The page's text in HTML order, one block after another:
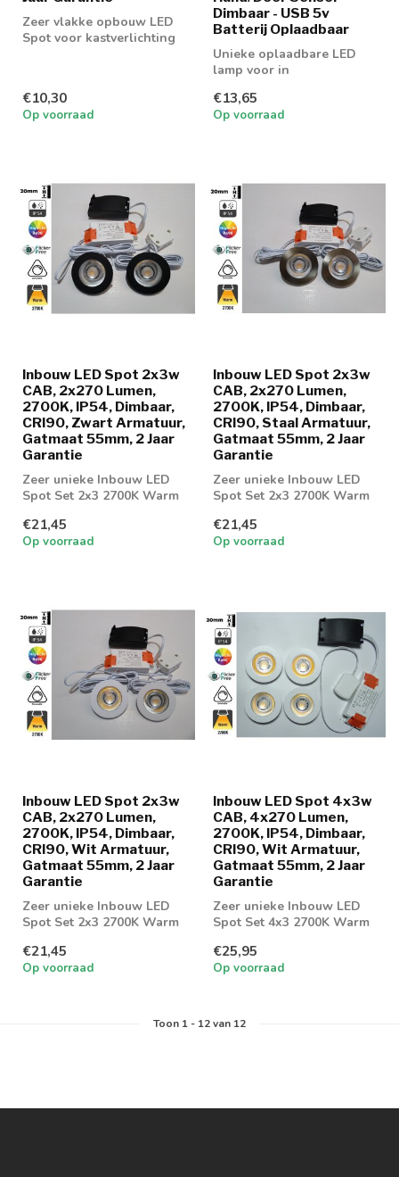
Zeer vlakke opbouw LED
Spot voor kastverlichting
€10,30
Op voorraad
Dimbaar - USB 5v
Batterij Oplaadbaar
Unieke oplaadbare LED
lamp voor in
€13,65
Op voorraad
Inbouw LED Spot 2x3w
CAB, 2x270 Lumen,
2700K, IP54, Dimbaar,
CRI90, Zwart Armatuur,
Gatmaat 55mm, 2 Jaar
Garantie
Zeer unieke Inbouw LED
Spot Set 2x3 2700K Warm
badkam...
€21,45
Op voorraad
Inbouw LED Spot 2x3w
CAB, 2x270 Lumen,
2700K, IP54, Dimbaar,
CRI90, Staal Armatuur,
Gatmaat 55mm, 2 Jaar
Garantie
Zeer unieke Inbouw LED
Spot Set 2x3 2700K Warm
badkam...
€21,45
Op voorraad
Inbouw LED Spot 2x3w
CAB, 2x270 Lumen,
2700K, IP54, Dimbaar,
CRI90, Wit Armatuur,
Gatmaat 55mm, 2 Jaar
Garantie
Zeer unieke Inbouw LED
Spot Set 2x3 2700K Warm
badkam...
€21,45
Op voorraad
Inbouw LED Spot 4x3w
CAB, 4x270 Lumen,
2700K, IP54, Dimbaar,
CRI90, Wit Armatuur,
Gatmaat 55mm, 2 Jaar
Garantie
Zeer unieke Inbouw LED
Spot Set 4x3 2700K Warm
badkam...
€25,95
Op voorraad
Toon 1- 12van 12